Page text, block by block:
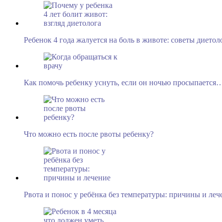
Ребенок 4 года жалуется на боль в животе: советы
Как помочь ребенку уснуть, если он ночью
Что можно есть после рвоты ребенку?
Рвота и понос у ребёнка без температуры: причины и